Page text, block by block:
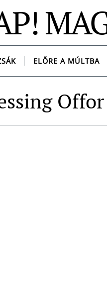
ELŐRE A MÚLTBA
Offor